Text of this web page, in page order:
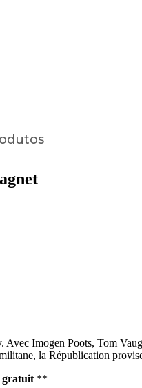
Imogen Poots, Tom
la Républication
gratuit **